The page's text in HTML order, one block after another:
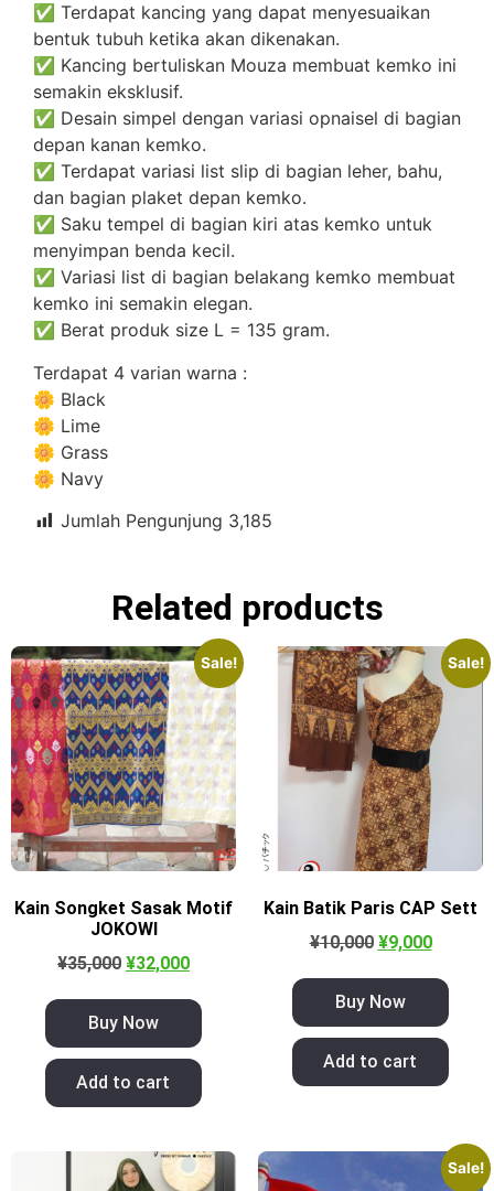
✅ Terdapat kancing yang dapat menyesuaikan
bentuk tubuh ketika akan dikenakan.
✅ Kancing bertuliskan Mouza membuat kemko ini
semakin eksklusif.
✅ Desain simpel dengan variasi opnaisel di bagian
depan kanan kemko.
✅ Terdapat variasi list slip di bagian leher, bahu,
dan bagian plaket depan kemko.
✅ Saku tempel di bagian kiri atas kemko untuk
menyimpan benda kecil.
✅ Variasi list di bagian belakang kemko membuat
kemko ini semakin elegan.
✅ Berat produk size L = 135 gram.
Terdapat 4 varian warna :
🌼 Black
🌼 Lime
🌼 Grass
🌼 Navy
Jumlah Pengunjung 3,185
Related products
Sale!
Kain Songket Sasak Motif
JOKOWI
¥35,000 ¥32,000
Buy Now
Add to cart
Sale!
Kain Batik Paris CAP Sett
¥10,000 ¥9,000
Buy Now
Add to cart
Sale!